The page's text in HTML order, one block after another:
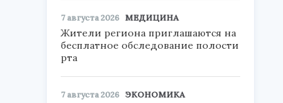
7 августа 2026 МЕДИЦИНА
Жители региона приглашаются на
бесплатное обследование полости
рта
7 августа 2026 ЭКОНОМИКА